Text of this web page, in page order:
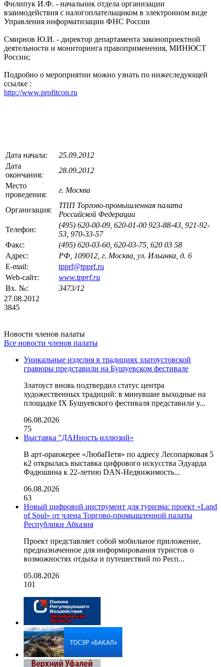
Филипук И.Ф. - начальник отдела организации
взаимодействия с налогоплательщиком в электронном виде
Управления информатизации ФНС России
Смирнов Ю.И. - директор департамента законопроектной
деятельности и мониторинга правоприменения, МИНЮСТ
России;
Подробно о мероприятии можно узнать по нижеследующей
ссылке :
http://www.profitcon.ru
Дата начала:
25.09.2012
Дата
окончания:
28.09.2012
Место
проведения:
г. Москва
Организация:
ТПП Торгово-промышленная палата
Российской Федерации
Телефон:
(495) 620-00-09, 620-01-00 923-88-43, 921-92-
53, 970-33-57
Факс:
(495) 620-03-60, 620-03-75, 620 03 58
Адрес:
РФ, 109012, г. Москва, ул. Ильинка, д. 6
E-mail:
tpprf@tpprf.ru
Web-сайт:
www.tpprf.ru
Вх. №:
3473/12
27.08.2012
3845
Новости членов палаты
Все новости членов палаты
Уникальные изделия в традициях златоустовской
гравюры представили на Бушуевском фестивале
Златоуст вновь подтвердил статус центра
художественных традиций: в минувшие выходные на
площадке IX Бушуевского фестиваля представили у...
06.08.2026
75
Выставка "ДАНность иллюзий»
В арт-оранжерее «ЛюбаПетя» по адресу Лесопарковая 5
к2 открылась выставка цифрового искусства Эдуарда
Фадюшина к 22-летию DAN-Недвижимость...
06.08.2026
63
Новый цифровой инструмент для туризма: проект «Land
of Soul» от члена Торгово-промышленной палаты
Республики Абхазия
Проект представляет собой мобильное приложение,
предназначенное для информирования туристов о
возможностях отдыха и путешествий по Респ...
05.08.2026
101